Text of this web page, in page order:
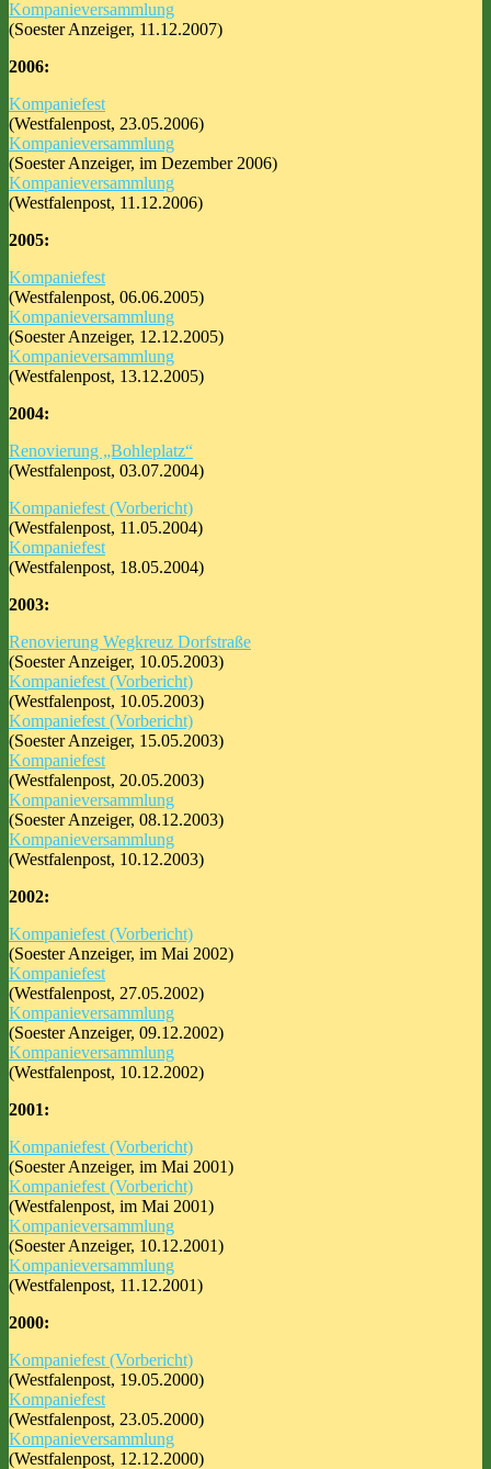
Kompanieversammlung
(Soester Anzeiger, 11.12.2007)
2006:
Kompaniefest
(Westfalenpost, 23.05.2006)
Kompanieversammlung
(Soester Anzeiger, im Dezember 2006)
Kompanieversammlung
(Westfalenpost, 11.12.2006)
2005:
Kompaniefest
(Westfalenpost, 06.06.2005)
Kompanieversammlung
(Soester Anzeiger, 12.12.2005)
Kompanieversammlung
(Westfalenpost, 13.12.2005)
2004:
Renovierung „Bohleplatz“
(Westfalenpost, 03.07.2004)
Kompaniefest (Vorbericht)
(Westfalenpost, 11.05.2004)
Kompaniefest
(Westfalenpost, 18.05.2004)
2003:
Renovierung Wegkreuz Dorfstraße
(Soester Anzeiger, 10.05.2003)
Kompaniefest (Vorbericht)
(Westfalenpost, 10.05.2003)
Kompaniefest (Vorbericht)
(Soester Anzeiger, 15.05.2003)
Kompaniefest
(Westfalenpost, 20.05.2003)
Kompanieversammlung
(Soester Anzeiger, 08.12.2003)
Kompanieversammlung
(Westfalenpost, 10.12.2003)
2002:
Kompaniefest (Vorbericht)
(Soester Anzeiger, im Mai 2002)
Kompaniefest
(Westfalenpost, 27.05.2002)
Kompanieversammlung
(Soester Anzeiger, 09.12.2002)
Kompanieversammlung
(Westfalenpost, 10.12.2002)
2001:
Kompaniefest (Vorbericht)
(Soester Anzeiger, im Mai 2001)
Kompaniefest (Vorbericht)
(Westfalenpost, im Mai 2001)
Kompanieversammlung
(Soester Anzeiger, 10.12.2001)
Kompanieversammlung
(Westfalenpost, 11.12.2001)
2000:
Kompaniefest (Vorbericht)
(Westfalenpost, 19.05.2000)
Kompaniefest
(Westfalenpost, 23.05.2000)
Kompanieversammlung
(Westfalenpost, 12.12.2000)